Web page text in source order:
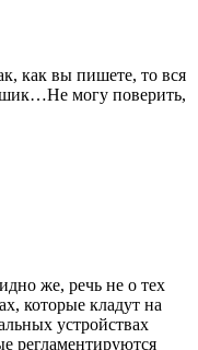
как вы пишете, то вся
могу поверить,
же, речь не о тех
которые кладут на
устройствах
регламентируются